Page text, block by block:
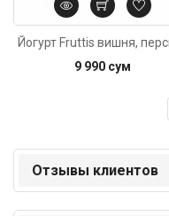
9 990 сум
Отзывы клиентов